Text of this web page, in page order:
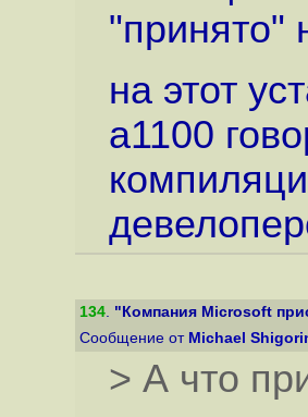
"принято"
на этот
a1100
134. "Компания Microsoft
Сообщение от Michael
> А что